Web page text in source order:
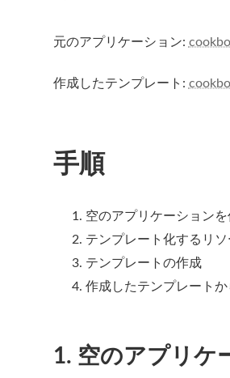
元のアプリケーション:
作成したテンプレート:
手順
空のアプリケーションを
テンプレート化するリ
テンプレートの作成
作成したテンプレート
1. 空のアプリケ